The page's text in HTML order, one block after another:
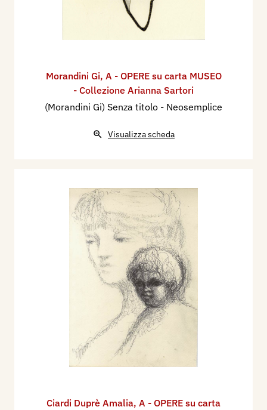
Morandini Gi, A - OPERE su carta MUSEO
- Collezione Arianna Sartori
(Morandini Gi) Senza titolo - Neosemplice
Visualizza scheda
Ciardi Duprè Amalia, A - OPERE su carta